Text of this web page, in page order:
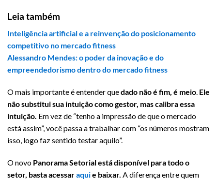
Leia também
Inteligência artificial e a reinvenção do posicionamento
competitivo no mercado fitness
Alessandro Mendes: o poder da inovação e do
empreendedorismo dentro do mercado fitness
O mais importante é entender quedado não é fim, é meio Ele
não substitui sua intuição como gestor, mas calibra essa
intuição. Em vez de “tenho a impressão de que o mercado
está assim”, você passa a trabalhar com “os números mostram
isso, logo faz sentido testar aquilo”.
O novo Panorama Setorial está disponível para todo o
setor, basta acessaraquie baixar. A diferença entre quem